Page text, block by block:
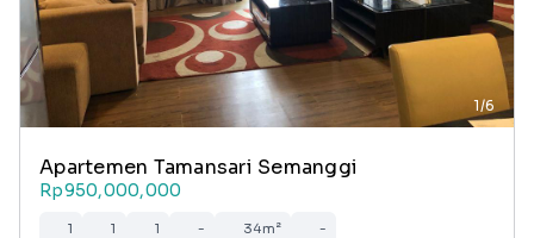
1/6
Apartemen Tamansari Semanggi
Rp950,000,000
1 1 1 - 34m² -